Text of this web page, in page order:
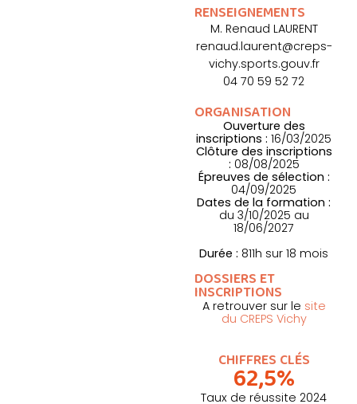
RENSEIGNEMENTS
M. Renaud LAURENT
renaud.laurent@creps-
vichy.sports.gouv.fr
04 70 59 52 72
ORGANISATION
Ouverture des
inscriptions : 16/03/2025
Clôture des inscriptions
: 08/08/2025
Épreuves de sélection :
04/09/2025
Dates de la formation :
du 3/10/2025 au
18/06/2027
Durée : 811h sur 18 mois
DOSSIERS ET
INSCRIPTIONS
A retrouver sur le site
du CREPS Vichy
CHIFFRES CLÉS
62,5%
Taux de réussite 2024